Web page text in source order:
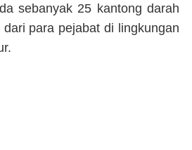
sebanyak 25 kantong darah
para pejabat di lingkungan